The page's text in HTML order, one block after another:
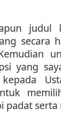
judul
secara
yang
padat